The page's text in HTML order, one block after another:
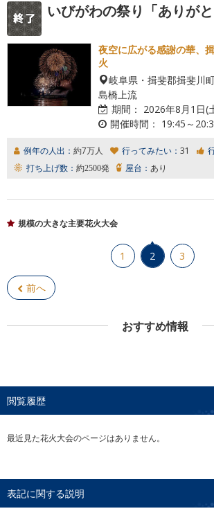
いびがわの祭り「ありがと
夜空に広がる感謝の華、
火
岐阜県・揖斐郡揖斐川
島橋上流
期間： 2026年8月1日(
開催時間： 19:45～
例年の人出： 約7万人 行ってみたい： 31
打ち上げ数： 約2500発 屋台： あり
規模の大きな主要花火大会
前へ
1 2 3
おすすめ情報
閲覧履歴
最近見た花火大会のページはありません。
表記に関する説明